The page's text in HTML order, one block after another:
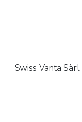
Swiss Vanta Sàrl